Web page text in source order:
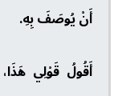
أَنْ يُوصَفَ بِهِ.
أَقُولُ قَوْلِي